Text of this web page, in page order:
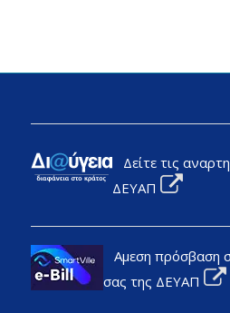
Δείτε τις
ΔΕΥΑΠ
Αμεση πρόσβαση
σας της ΔΕΥΑΠ